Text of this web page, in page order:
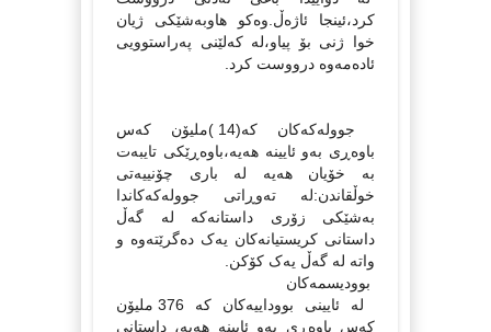
کرد،ئینجا ئاژه‌ڵ.وه‌کو هاوبه‌شێکی ژیان
خوا ژنی بۆ پیاو،له‌ که‌لێنی په‌راستوویی
ئاده‌مه‌وه‌ درووست کرد.
جووله‌که‌کان که‌(14 )ملیۆن که‌س
باوه‌ڕی به‌و ئایینه‌ هه‌یه،باوه‌ڕێکی تایبه‌ت
به‌ خۆیان هه‌یه‌ له‌ باری چۆنییه‌تی
خوڵقاندن:له‌ ته‌وڕاتی جووله‌که‌کاندا
به‌شێکی زۆری داستانه‌که‌ له‌ گه‌ڵ
داستانی کریستیانه‌کان یه‌ک ده‌گرێته‌وه‌ و
واته‌ له‌ گه‌ڵ یه‌ک کۆکن.
بوودیسمه‌کان
له‌ ئایینی بووداییه‌کان که‌ 376 ملیۆن
که‌س باوه‌ڕی به‌و ئایینه‌ هه‌یه‌، داستانی